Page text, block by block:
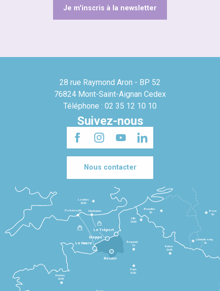
Je m'inscris à la newsletter
28 rue Raymond Aron - BP 52
76824 Mont-Saint-Aignan Cedex
Téléphone : 02 35 12 10 10
Suivez-nous
Nous contacter
Le Havre
Dieppe
Le Tréport
Rennes
2h30
Paris
1h30
Beauvais
1h
Reims
2h45
Lille
2h30
Bruxelles
3h
Londres
3h30
Newhaven
Portsmouth
Bonn
5h
Luxembourg
4h
Rouen